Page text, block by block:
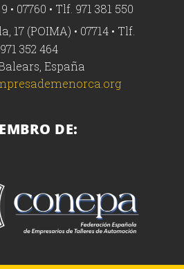
07760 • Tlf. 971 381 550
17 (POIMA) • 07714 • Tlf.
971 352 464
España
DE: